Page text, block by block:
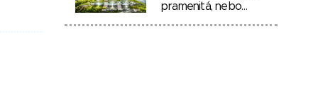
pramenitá, nebo…